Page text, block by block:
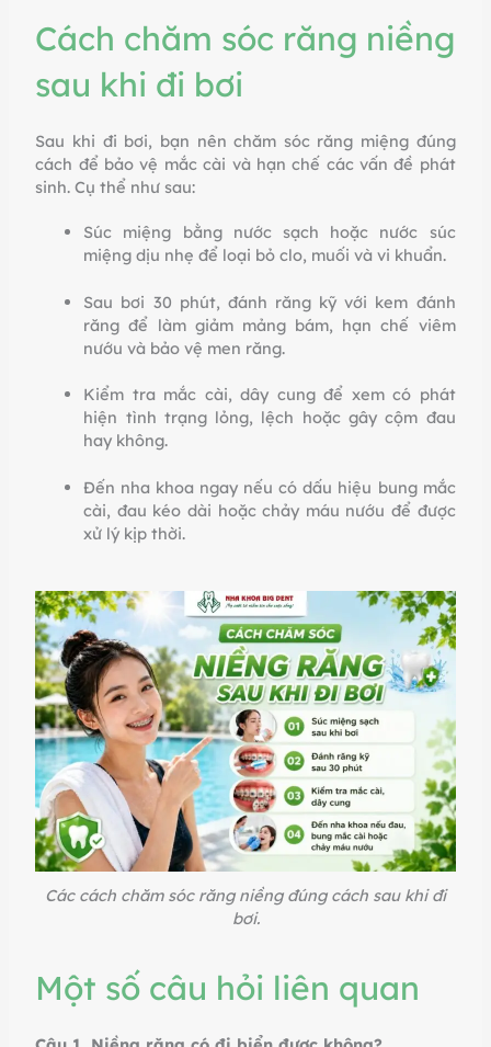
Cách chăm sóc răng niềng
sau khi đi bơi
Sau khi đi bơi, bạn nên chăm sóc răng miệng đúng
cách để bảo vệ mắc cài và hạn chế các vấn đề phát
sinh. Cụ thể như sau:
Súc miệng bằng nước sạch hoặc nước súc
miệng dịu nhẹ để loại bỏ clo, muối và vi khuẩn.
Sau bơi 30 phút, đánh răng kỹ với kem đánh
răng để làm giảm mảng bám, hạn chế viêm
nướu và bảo vệ men răng.
Kiểm tra mắc cài, dây cung để xem có phát
hiện tình trạng lỏng, lệch hoặc gây cộm đau
hay không.
Đến nha khoa ngay nếu có dấu hiệu bung mắc
cài, đau kéo dài hoặc chảy máu nướu để được
xử lý kịp thời.
Các cách chăm sóc răng niềng đúng cách sau khi đi
bơi.
Một số câu hỏi liên quan